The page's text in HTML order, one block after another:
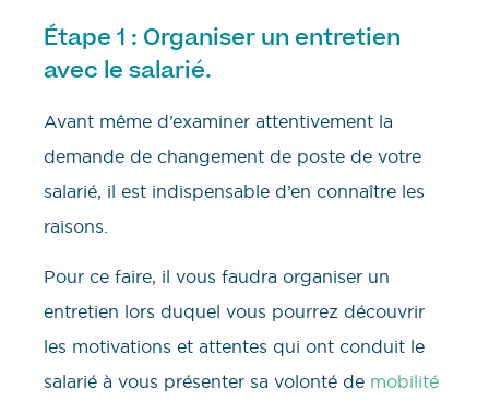
Étape 1 : Organiser un entretien
avec le salarié.
Avant même d’examiner attentivement la
demande de changement de poste de votre
salarié, il est indispensable d’en connaître les
raisons.
Pour ce faire, il vous faudra organiser un
entretien lors duquel vous pourrez découvrir
les motivations et attentes qui ont conduit le
salarié à vous présenter sa volonté de mobilité